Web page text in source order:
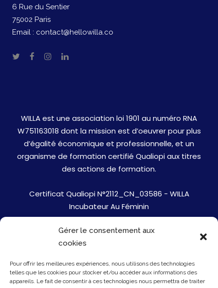
Gérer le consentement aux
cookies
Pour offrir les meilleures expériences, nous utilisons des technologies
telles que les cookies pour stocker et/ou accéder aux informations des
appareils. Le fait de consentir à ces technologies nous permettra de traiter
6 Rue du Sentier
75002 Paris
Email : contact@hellowilla.co
WILLA est une association loi 1901 au numéro RNA
W751163018 dont la mission est d’oeuvrer pour plus
d’égalité économique et professionnelle, et un
organisme de formation certifié Qualiopi aux titres
des actions de formation.
Certificat Qualiopi N°2112_CN_03586 - WILLA
Incubateur Au Féminin
Jobs
Mentions Légales
Politique de cookies